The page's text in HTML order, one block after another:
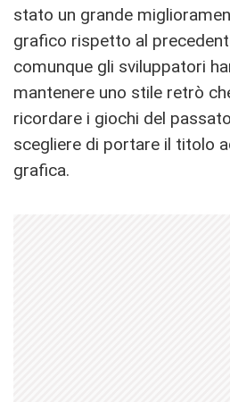
stato un grande
grafico rispetto al
comunque gli sviluppatori
mantenere uno stile retrò
ricordare i giochi del
scegliere di portare il titolo
grafica.